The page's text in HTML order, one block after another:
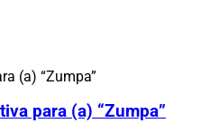
para (a) “Zumpa”